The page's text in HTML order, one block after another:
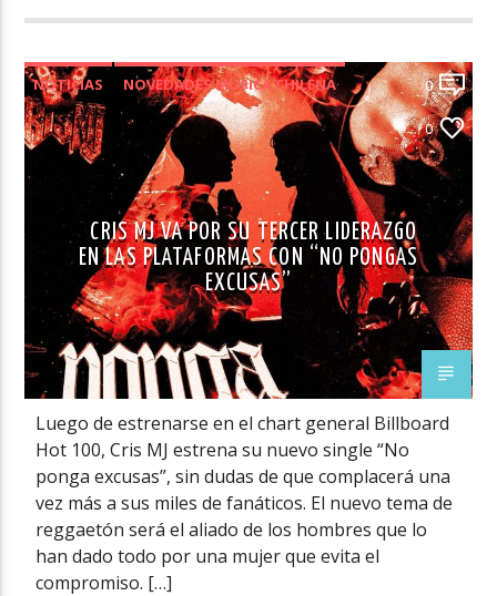
NOTICIAS
NOVEDADES MÚSICA CHILENA
VIDEOS
0
0
CRIS MJ VA POR SU TERCER LIDERAZGO
EN LAS PLATAFORMAS CON “NO PONGAS
EXCUSAS”
Luego de estrenarse en el chart general Billboard
Hot 100, Cris MJ estrena su nuevo single “No
ponga excusas”, sin dudas de que complacerá una
vez más a sus miles de fanáticos. El nuevo tema de
reggaetón será el aliado de los hombres que lo
han dado todo por una mujer que evita el
compromiso. […]